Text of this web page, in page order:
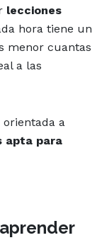
lecciones
hora tiene un
menor cuantas
a las
orientada a
apta para